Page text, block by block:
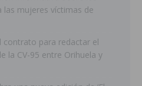
las mujeres víctimas de
contrato para redactar el
la CV-95 entre Orihuela y